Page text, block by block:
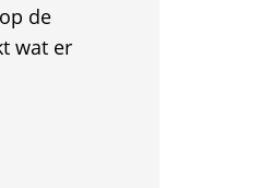
de
wat er